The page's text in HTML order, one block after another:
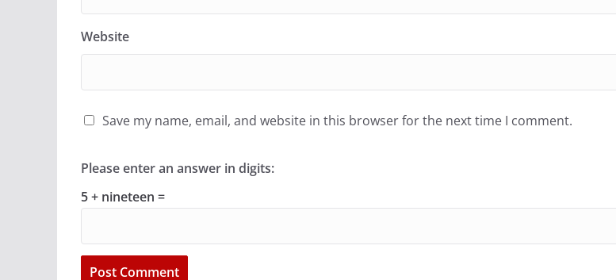
Website
Save my name, email, and website in this browser for the next time I comment.
Please enter an answer in digits:
5 + nineteen =